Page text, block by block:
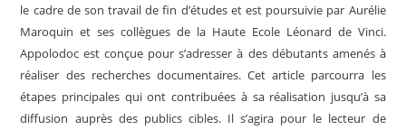
le cadre de son travail de fin d’études et est poursuivie par Aurélie
Maroquin et ses collègues de la Haute Ecole Léonard de Vinci.
Appolodoc est conçue pour s’adresser à des débutants amenés à
réaliser des recherches documentaires. Cet article parcourra les
étapes principales qui ont contribuées à sa réalisation jusqu’à sa
diffusion auprès des publics cibles. Il s’agira pour le lecteur de